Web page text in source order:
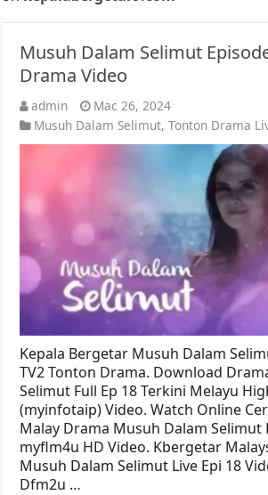
Musuh Dalam Selimut
Drama Video
admin
Mac 26, 2024
Musuh Dalam Selimut,Tonton Drama
Kepala Bergetar Musuh Dalam
TV2 Tonton Drama. Download
Selimut Full Ep 18 Terkini Melayu
(myinfotaip) Video. Watch Online
Malay Drama Musuh Dalam Selimut
myflm4u HD Video. Kbergetar
Musuh Dalam Selimut Live Epi 18
Dfm2u …